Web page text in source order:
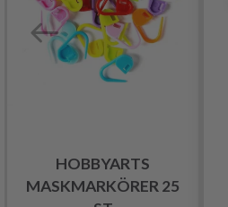
HOBBYARTS
MASKMARKÖRER 25